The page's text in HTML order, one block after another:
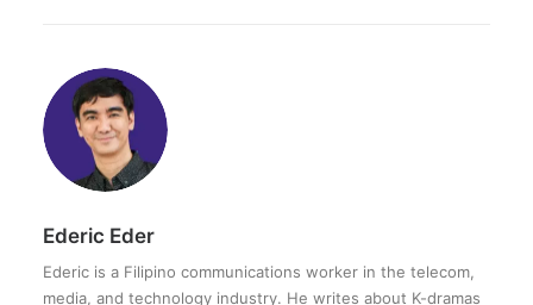
Ederic Eder
Ederic is a Filipino communications worker in the telecom,
media, and technology industry. He writes about K-dramas